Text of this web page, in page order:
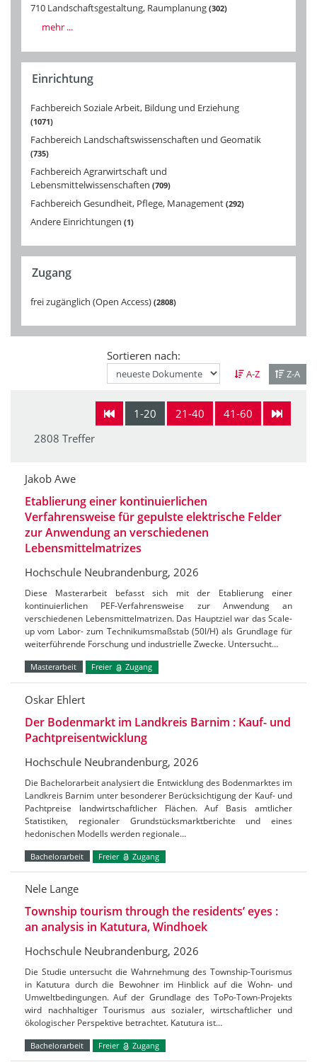
710 Landschaftsgestaltung, Raumplanung 302
mehr ...
Einrichtung
Fachbereich Soziale Arbeit, Bildung und Erziehung
1071
Fachbereich Landschaftswissenschaften und Geomatik
735
Fachbereich Agrarwirtschaft und
Lebensmittelwissenschaften 709
Fachbereich Gesundheit, Pflege, Management 292
Andere Einrichtungen 1
Zugang
frei zugänglich (Open Access) 2808
Sortieren nach:
A-Z Z-A
1-20 21-40
41-60
2808 Treffer
Jakob Awe
Etablierung einer kontinuierlichen
Verfahrensweise für gepulste elektrische Felder
zur Anwendung an verschiedenen
Lebensmittelmatrizes
Hochschule Neubrandenburg, 2026
Diese Masterarbeit befasst sich mit der Etablierung einer
kontinuierlichen PEF-Verfahrensweise zur Anwendung an
verschiedenen Lebensmittelmatrizen. Das Hauptziel war das Scale-
up vom Labor- zum Technikumsmaßstab (50l/H) als Grundlage für
weiterführende Forschung und industrielle Zwecke. Untersucht…
Masterarbeit Freier Zugang
Oskar Ehlert
Der Bodenmarkt im Landkreis Barnim : Kauf- und
Pachtpreisentwicklung
Hochschule Neubrandenburg, 2026
Die Bachelorarbeit analysiert die Entwicklung des Bodenmarktes im
Landkreis Barnim unter besonderer Berücksichtigung der Kauf- und
Pachtpreise landwirtschaftlicher Flächen. Auf Basis amtlicher
Statistiken, regionaler Grundstücksmarktberichte und eines
hedonischen Modells werden regionale…
Bachelorarbeit Freier Zugang
Nele Lange
Township tourism through the residents’ eyes :
an analysis in Katutura, Windhoek
Hochschule Neubrandenburg, 2026
Die Studie untersucht die Wahrnehmung des Township-Tourismus
in Katutura durch die Bewohner im Hinblick auf die Wohn- und
Umweltbedingungen. Auf der Grundlage des ToPo-Town-Projekts
wird nachhaltiger Tourismus aus sozialer, wirtschaftlicher und
ökologischer Perspektive betrachtet. Katutura ist…
Bachelorarbeit Freier Zugang